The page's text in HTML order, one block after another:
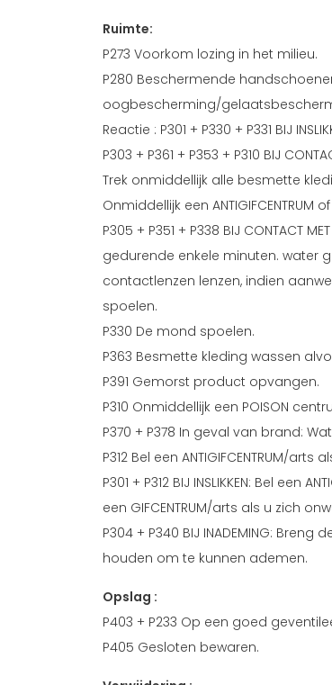
Ruimte:
P273 Voorkom lozing in het milieu.
P280 Beschermende
oogbescherming/
Reactie : P301 + P330 + P331 BIJ
P303 + P361 + P353 + P310 BIJ
Trek onmiddellijk alle besmette
Onmiddellijk een ANTIGIFCENTRUM
P305 + P351 + P338 BIJ CONTACT
gedurende enkele minuten. water
contactlenzen lenzen, indien
spoelen.
P330 De mond spoelen.
P363 Besmette kleding wassen
P391 Gemorst product opvangen.
P310 Onmiddellijk een POISON
P370 + P378 In geval van brand:
P312 Bel een ANTIGIFCENTRUM/arts
P301 + P312 BIJ INSLIKKEN: Bel een
een GIFCENTRUM/arts als u zich
P304 + P340 BIJ INADEMING:
houden om te kunnen ademen.
Opslag :
P403 + P233 Op een goed
P405 Gesloten bewaren.